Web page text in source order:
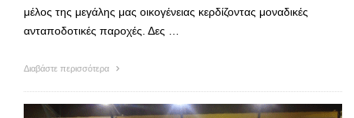
μέλος της μεγάλης μας οικογένειας κερδίζοντας μοναδικές
ανταποδοτικές παροχές. Δες …
Διαβάστε περισσότερα